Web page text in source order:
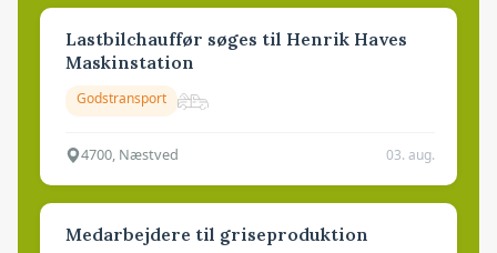
Lastbilchauffør søges til Henrik Haves
Maskinstation
Godstransport
4700, Næstved 03. aug.
Medarbejdere til griseproduktion